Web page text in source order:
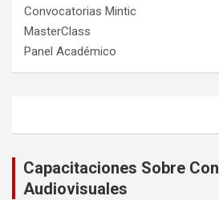
Convocatorias Mintic
MasterClass
Panel Académico
Capacitaciones Sobre
Audiovisuales